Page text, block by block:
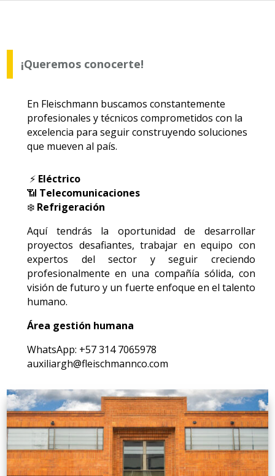
¡Queremos conocerte!
En Fleischmann buscamos constantemente
profesionales y técnicos comprometidos con la
excelencia para seguir construyendo soluciones
que mueven al país.
⚡ Eléctrico
📶 Telecomunicaciones
❄️ Refrigeración
Aquí tendrás la oportunidad de desarrollar
proyectos desafiantes, trabajar en equipo con
expertos del sector y seguir creciendo
profesionalmente en una compañía sólida, con
visión de futuro y un fuerte enfoque en el talento
humano.
Área gestión humana
WhatsApp: +57 314 7065978
auxiliargh@fleischmannco.com